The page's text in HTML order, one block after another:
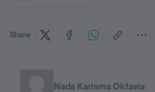
Share
Nada Karisma Oktavia